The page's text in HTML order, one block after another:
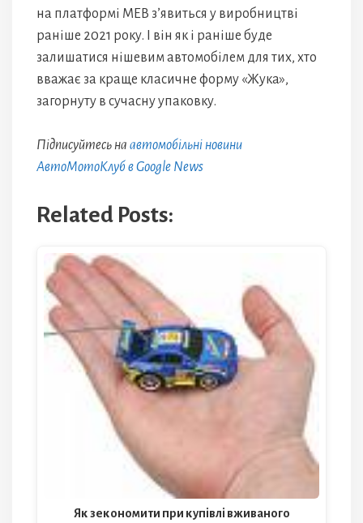
на платформі MEB з’явиться у виробництві
раніше 2021 року. І він як і раніше буде
залишатися нішевим автомобілем для тих, хто
вважає за краще класичне форму «Жука»,
загорнуту в сучасну упаковку.
Підписуйтесь на автомобільні новини
АвтоМотоКлуб в Google News
Related Posts:
Як зекономити при купівлі вживаного